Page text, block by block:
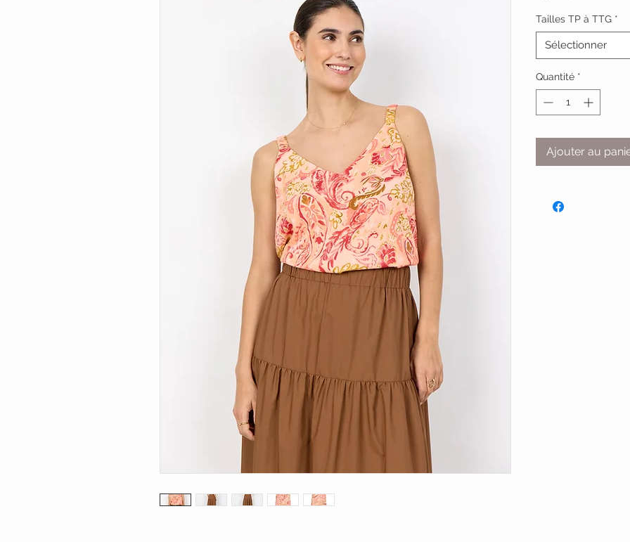
Tailles TP à TTG *
Sélectionner
Quantité *
Ajouter au